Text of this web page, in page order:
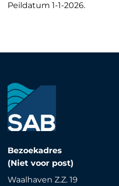
Peildatum 1-1-2026.
Bezoekadres
(Niet voor post)
Waalhaven Z.Z. 19